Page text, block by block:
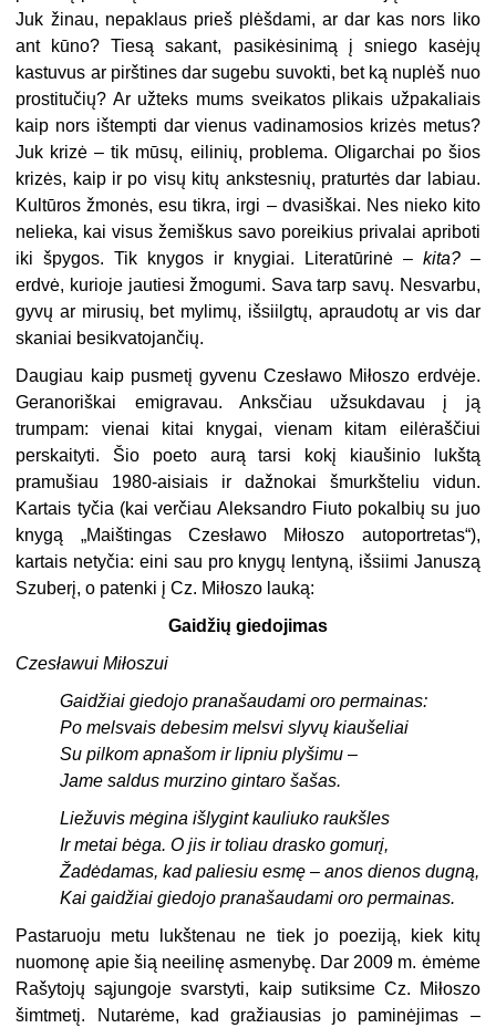
Juk žinau, nepaklaus prieš plėšdami, ar dar kas nors liko
ant kūno? Tiesą sakant, pasikėsinimą į sniego kasėjų
kastuvus ar pirštines dar sugebu suvokti, bet ką nuplėš nuo
prostitučių? Ar užteks mums sveikatos plikais užpakaliais
kaip nors ištempti dar vienus vadinamosios krizės metus?
Juk krizė – tik mūsų, eilinių, problema. Oligarchai po šios
krizės, kaip ir po visų kitų ankstesnių, praturtės dar labiau.
Kultūros žmonės, esu tikra, irgi – dvasiškai. Nes nieko kito
nelieka, kai visus žemiškus savo poreikius privalai apriboti
iki špygos. Tik knygos ir knygiai. Literatūrinė – kita?–
erdvė, kurioje jautiesi žmogumi. Sava tarp savų. Nesvarbu,
gyvų ar mirusių, bet mylimų, išsiilgtų, apraudotų ar vis dar
skaniai besikvatojančių.
Daugiau kaip pusmetį gyvenu Czesławo Miłoszo erdvėje.
Geranoriškai emigravau. Anksčiau užsukdavau į ją
trumpam: vienai kitai knygai, vienam kitam eilėraščiui
perskaityti. Šio poeto aurą tarsi kokį kiaušinio lukštą
pramušiau 1980-aisiais ir dažnokai šmurkšteliu vidun.
Kartais tyčia (kai verčiau Aleksandro Fiuto pokalbių su juo
knygą „Maištingas Czesławo Miłoszo autoportretas“),
kartais netyčia: eini sau pro knygų lentyną, išsiimi Januszą
Szuberį, o patenki į Cz. Miłoszo lauką:
Gaidžių giedojimas
Czesławui Miłoszui
Gaidžiai giedojo pranašaudami oro permainas:
Po melsvais debesim melsvi slyvų kiaušeliai
Su pilkom apnašom ir lipniu plyšimu –
Jame saldus murzino gintaro šašas.
Liežuvis mėgina išlygint kauliuko raukšles
Ir metai bėga. O jis ir toliau drasko gomurį,
Žadėdamas, kad paliesiu esmę – anos dienos dugną,
Kai gaidžiai giedojo pranašaudami oro permainas.
Pastaruoju metu lukštenau ne tiek jo poeziją, kiek kitų
nuomonę apie šią neeilinę asmenybę. Dar 2009 m. ėmėme
Rašytojų sąjungoje svarstyti, kaip sutiksime Cz. Miłoszo
šimtmetį. Nutarėme, kad gražiausias jo paminėjimas –